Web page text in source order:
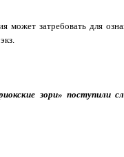
может затребовать для
зори» поступили